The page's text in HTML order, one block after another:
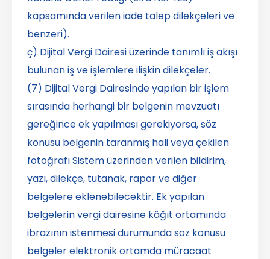
kapsamında verilen iade talep dilekçeleri ve
benzeri).
ç) Dijital Vergi Dairesi üzerinde tanımlı iş akışı
bulunan iş ve işlemlere ilişkin dilekçeler.
(7) Dijital Vergi Dairesinde yapılan bir işlem
sırasında herhangi bir belgenin mevzuatı
gereğince ek yapılması gerekiyorsa, söz
konusu belgenin taranmış hali veya çekilen
fotoğrafı Sistem üzerinden verilen bildirim,
yazı, dilekçe, tutanak, rapor ve diğer
belgelere eklenebilecektir. Ek yapılan
belgelerin vergi dairesine kâğıt ortamında
ibrazının istenmesi durumunda söz konusu
belgeler elektronik ortamda müracaat